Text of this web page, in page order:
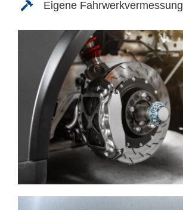
Eigene Fahrwerkvermessung